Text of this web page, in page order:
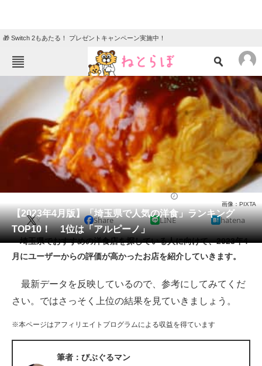
🎁 Switch 2もあたる！ プレゼントキャンペーン実施中！
ねとらぼメニュー
TOP ニュース
エンタメ クイズ
地域
住まい 教育・育児
リサーチ
会員記事
メディア
注目記事を集めた総合ページ
ITの今と未来を見通す
好きが集まる 比べて選べる
【2023年4月版】「埼玉県で人気の洋食」ランキング
TOP10！ 1位は「アルピーノ」
画像：PIXTA
X Share LINE hatena
埼玉県でおすすめの洋食店を探している人に向けて、2023年4
月にユーザーからの評価が高かったお店を紹介していきます。
最新データを反映しているので、参考にしてみてくだ
さい。ではさっそく上位の結果を見ていきましょう。
※本ページはアフィリエイトプログラムによる収益を得ています
筆者：びぶぐるマン